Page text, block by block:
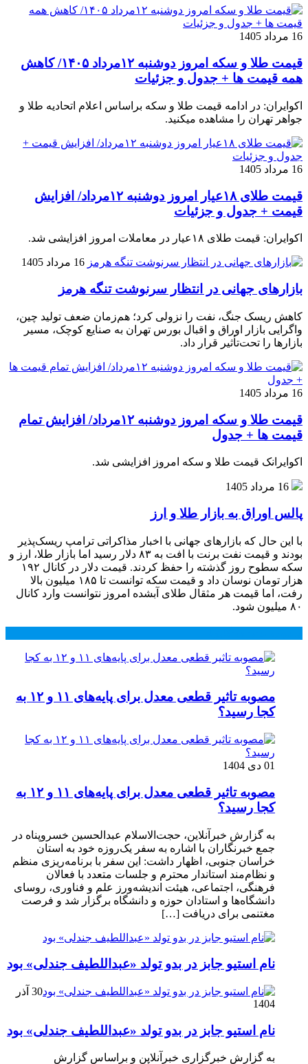
16 مرداد 1405
قیمت طلا و سکه امروز دوشنبه ۱۲مرداد ۱۴۰۵/ کاهش
همه قیمت ها + جدول و جزئیات
اکوایران: در ادامه قیمت طلا و سکه براساس اعلام اتحادیه طلا و
جواهر تهران را مشاهده میکنید.
16 مرداد 1405
قیمت طلای ۱۸عیار امروز دوشنبه ۱۲مرداد/ افزایش
قیمت + جدول و جزئیات
اکوایران: قیمت طلای ۱۸عیار در معاملات امروز افزایشی شد.
16 مرداد 1405
بازارهای جهانی در انتظار سرنوشت تنگه هرمز
کاهش ریسک جنگ، نفت را نزولی کرد؛ هم‌زمان ضعف تولید چین،
واگرایی بازار اوراق و اقبال بورس تهران به صنایع کوچک، مسیر
بازارها را تحت‌تأثیر قرار داد.
16 مرداد 1405
قیمت طلا و سکه امروز دوشنبه ۱۲مرداد/ افزایش تمام
قیمت ها + جدول
اکوایرانک قیمت طلا و سکه امروز افزایشی شد.
16 مرداد 1405
پالس اوراق به بازار طلا و ارز
با این حال که بازارهای جهانی با اخبار مذاکراتی ترامپ ریسک‌پذیر
بودند و قیمت نفت برنت با افت به ۸۳ دلار رسید اما بازار طلا، ارز و
سکه سطوح روز گذشته را حفظ کردند. قیمت دلار در کانال ۱۹۲
هزار تومان نوسان داد و قیمت سکه توانست تا ۱۸۵ میلیون بالا
رفت، اما قیمت هر مثقال طلای آبشده امروز نتوانست وارد کانال
۸۰ میلیون شود.
مصوبه تاثیر قطعی معدل برای پایه‌های ۱۱ و ۱۲ به
کجا رسید؟
01 دی 1404
مصوبه تاثیر قطعی معدل برای پایه‌های ۱۱ و ۱۲ به
کجا رسید؟
به گزارش خبرآنلاین، حجت‌الاسلام عبدالحسین خسروپناه در
جمع خبرنگاران با اشاره به سفر یک‌روزه خود به استان
خراسان جنوبی، اظهار داشت: این سفر با برنامه‌ریزی منظم
و نظام‌مند استاندار محترم و جلسات متعدد با فعالان
فرهنگی، اجتماعی، هیئت اندیشه‌ورز علم و فناوری، روسای
دانشگاه‌ها و استادان حوزه و دانشگاه برگزار شد و فرصت
مغتنمی برای دریافت […]
نام استیو جابز در بدو تولد «عبداللطیف جندلی» بود
30 آذر
1404
نام استیو جابز در بدو تولد «عبداللطیف جندلی» بود
به گزارش خبرگزاری خبرآنلاین و براساس گزارش